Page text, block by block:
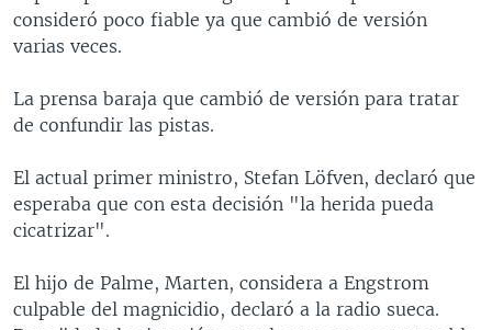
consideró poco fiable ya que cambió de versión
varias veces.
La prensa baraja que cambió de versión para tratar
de confundir las pistas.
El actual primer ministro, Stefan Löfven, declaró que
esperaba que con esta decisión "la herida pueda
cicatrizar".
El hijo de Palme, Marten, considera a Engstrom
culpable del magnicidio, declaró a la radio sueca.